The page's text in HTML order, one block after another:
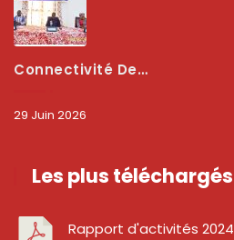
Connectivité Des Territoires : L’ARCEP Et Les Collectivités Territoriales Scellent Un Pacte Stratégique À Bobo-Dioulasso Pour Booster La Qualité Des Réseaux
29 Juin 2026
Les plus téléchargés
Rapport d'activités 2024